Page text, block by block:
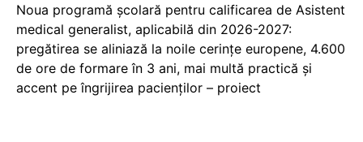
Noua programă școlară pentru calificarea de Asistent
medical generalist, aplicabilă din 2026-2027:
pregătirea se aliniază la noile cerințe europene, 4.600
de ore de formare în 3 ani, mai multă practică și
accent pe îngrijirea pacienților – proiect